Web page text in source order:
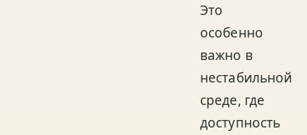
Это
особенно
важно в
нестабильной
среде, где
доступность